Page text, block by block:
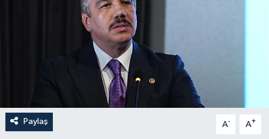
Paylaş A- A+